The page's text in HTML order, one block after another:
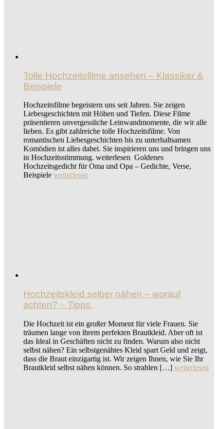
Tolle Hochzeitsfilme ansehen – Klassiker &
Beispiele
Hochzeitsfilme begeistern uns seit Jahren. Sie zeigen
Liebesgeschichten mit Höhen und Tiefen. Diese Filme
präsentieren unvergessliche Leinwandmomente, die wir alle
lieben. Es gibt zahlreiche tolle Hochzeitsfilme. Von
romantischen Liebesgeschichten bis zu unterhaltsamen
Komödien ist alles dabei. Sie inspirieren uns und bringen uns
in Hochzeitsstimmung. weiterlesen Goldenes
Hochzeitsgedicht für Oma und Opa – Gedichte, Verse,
Beispiele weiterlesen
Hochzeitskleid selber nähen – worauf
achten? – Tipps.
Die Hochzeit ist ein großer Moment für viele Frauen. Sie
träumen lange von ihrem perfekten Brautkleid. Aber oft ist
das Ideal in Geschäften nicht zu finden. Warum also nicht
selbst nähen? Ein selbstgenähtes Kleid spart Geld und zeigt,
dass die Braut einzigartig ist. Wir zeigen Ihnen, wie Sie Ihr
Brautkleid selbst nähen können. So strahlen […] weiterlesen